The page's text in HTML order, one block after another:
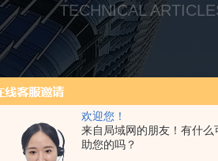
欢迎您！
来自局域网的朋友！有什么
助您的吗？
TECHNICAL